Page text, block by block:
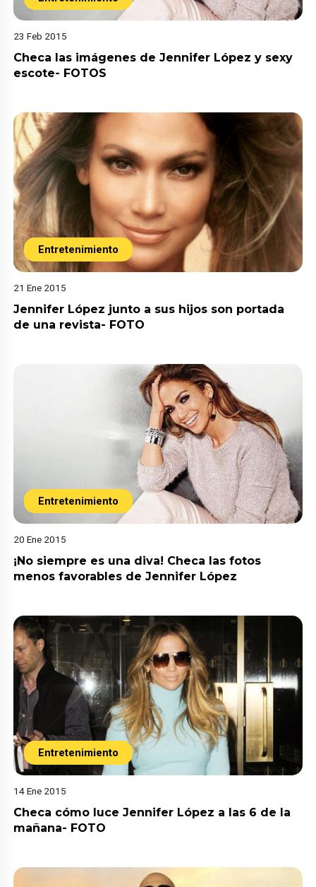
23 Feb 2015
Checa las imágenes de Jennifer López y sexy
escote- FOTOS
Entretenimiento
21 Ene 2015
Jennifer López junto a sus hijos son portada
de una revista- FOTO
Entretenimiento
20 Ene 2015
¡No siempre es una diva! Checa las fotos
menos favorables de Jennifer López
Entretenimiento
14 Ene 2015
Checa cómo luce Jennifer López a las 6 de la
mañana- FOTO